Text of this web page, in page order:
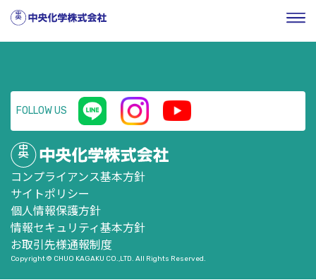
HOME／企業情報
／
2023年3月期 第2四半期決算説明会 プレゼンテーション資料
FOLLOW US
コンプライアンス基本方針
サイトポリシー
個人情報保護方針
情報セキュリティ基本方針
お取引先様通報制度
Copyright © CHUO KAGAKU CO.,LTD. All Rights Reserved.